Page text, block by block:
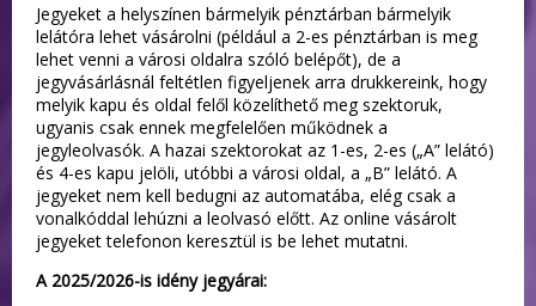
Jegyeket a helyszínen bármelyik pénztárban bármelyik
lelátóra lehet vásárolni (például a 2-es pénztárban is meg
lehet venni a városi oldalra szóló belépőt), de a
jegyvásárlásnál feltétlen figyeljenek arra drukkereink, hogy
melyik kapu és oldal felől közelíthető meg szektoruk,
ugyanis csak ennek megfelelően működnek a
jegyleolvasók. A hazai szektorokat az 1-es, 2-es („A” lelátó)
és 4-es kapu jelöli, utóbbi a városi oldal, a „B” lelátó. A
jegyeket nem kell bedugni az automatába, elég csak a
vonalkóddal lehúzni a leolvasó előtt. Az online vásárolt
jegyeket telefonon keresztül is be lehet mutatni.
A 2025/2026-is idény jegyárai: